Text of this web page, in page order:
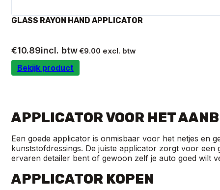
GLASS RAYON HAND APPLICATOR
€10.89incl. btw€9.00 excl. btw
Bekijk product
APPLICATOR VOOR HET
Een goede applicator is onmisbaar voor het netjes en
kunststofdressings. De juiste applicator zorgt voor
ervaren detailer bent of gewoon zelf je auto goed wilt
APPLICATOR KOPEN